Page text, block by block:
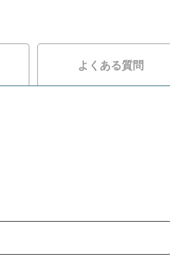
よくある質問